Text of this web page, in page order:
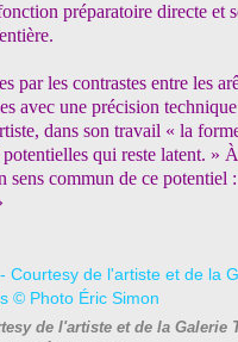
préparatoire directe et
par les contrastes entre les
avec une précision
dans son travail « la
qui reste latent. »
commun de ce potentiel
de l'artiste et de la Galerie